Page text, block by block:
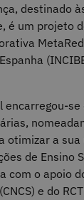
destinado
é um projeto
encarregou-se
otimizar a sua
de Ensino
com o apoio
e do